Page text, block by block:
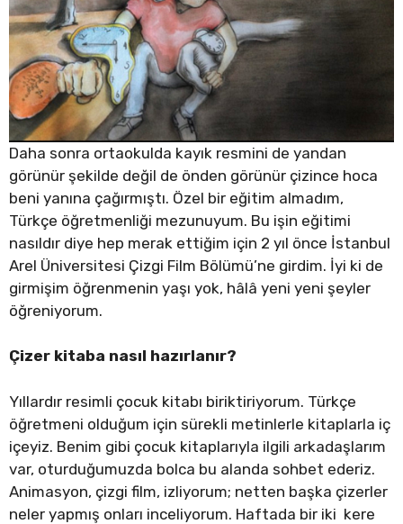
Daha sonra ortaokulda kayık resmini de yandan
görünür şekilde değil de önden görünür çizince hoca
beni yanına çağırmıştı. Özel bir eğitim almadım,
Türkçe öğretmenliği mezunuyum. Bu işin eğitimi
nasıldır diye hep merak ettiğim için 2 yıl önce İstanbul
Arel Üniversitesi Çizgi Film Bölümü’ne girdim. İyi ki de
girmişim öğrenmenin yaşı yok, hâlâ yeni yeni şeyler
öğreniyorum.
Çizer kitaba nasıl hazırlanır?
Yıllardır resimli çocuk kitabı biriktiriyorum. Türkçe
öğretmeni olduğum için sürekli metinlerle kitaplarla iç
içeyiz. Benim gibi çocuk kitaplarıyla ilgili arkadaşlarım
var, oturduğumuzda bolca bu alanda sohbet ederiz.
Animasyon, çizgi film, izliyorum; netten başka çizerler
neler yapmış onları inceliyorum. Haftada bir iki kere